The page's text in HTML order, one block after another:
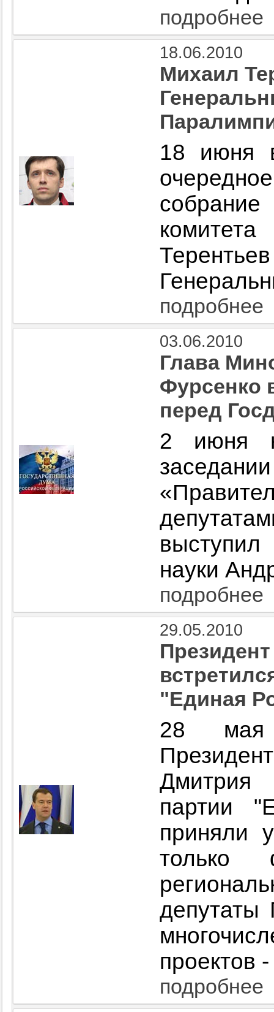
подробнее
18.06.2010
Михаил
18 июня
подробнее
03.06.2010
Глава
Фурсенко
перед
2 июня
науки
подробнее
29.05.2010
"Единая
28 мая
Дмитрия
партии
приняли
только
депутаты
проектов
подробнее